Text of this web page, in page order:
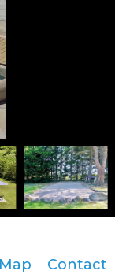
Map Contact